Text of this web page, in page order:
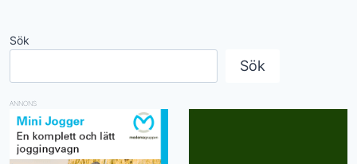
Sök
Sök
ANNONS